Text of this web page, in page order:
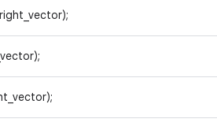
right_vector);